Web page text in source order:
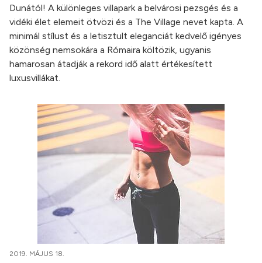
Dunától! A különleges villapark a belvárosi pezsgés és a
vidéki élet elemeit ötvözi és a The Village nevet kapta. A
minimál stílust és a letisztult eleganciát kedvelő igényes
közönség nemsokára a Rómaira költözik, ugyanis
hamarosan átadják a rekord idő alatt értékesített
luxusvillákat.
2019. MÁJUS 18.